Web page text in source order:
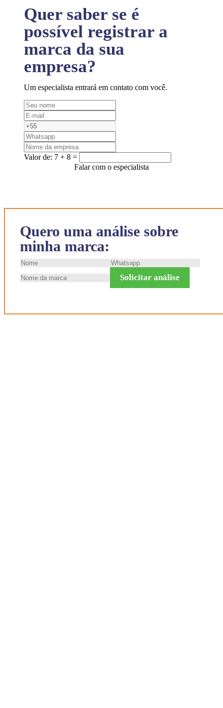
Quero uma análise sobre
minha marca:
Solicitar análise
Quer saber se é
possível registrar a
marca da sua
empresa?
Um especialista entrará em contato com você.
Valor de: 7 + 8 =
Falar com o especialista